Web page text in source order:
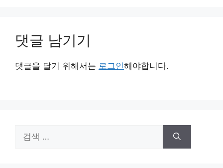
댓글 남기기
댓글을 달기 위해서는 로그인해야합니다.
색: